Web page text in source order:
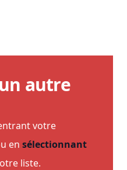
autre
votre
en sélectionnant
liste.